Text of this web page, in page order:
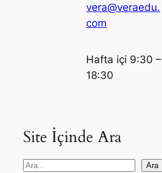
vera@veraedu.
com
Hafta içi 9:30 –
18:30
Site İçinde Ara
S
Ara